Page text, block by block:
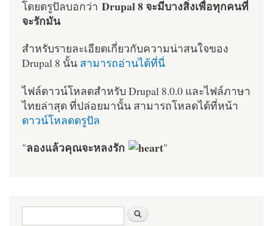
โดยดรูปัลบอกว่า Drupal 8 จะมีบางสิ่งเพื่อทุกคนที่
จะรักมัน
สำหรับรายละเอียดเกี่ยวกับความน่าสนใจของ
Drupal 8 นั้น สามารถอ่านได้ที่นี่
ไฟล์ดาวน์โหลดสำหรับ Drupal 8.0.0 และไฟล์ภาษา
ไทยล่าสุด ที่ปล่อยมานั้น สามารถโหลดได้ที่หน้า
ดาวน์โหลดดรูปัล
"ลองแล้วคุณจะหลงรัก "
ฟอร์มค้นหา